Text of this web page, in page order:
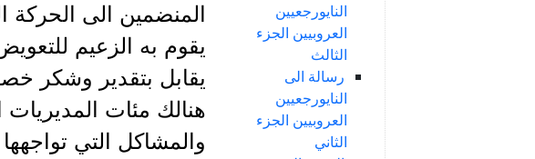
النايورجعيين
العروبيين الجزء
الثالث
رسالة الى
النايورجعيين
العروبيين الجزء
الثاني
المنضمين الى الحركة
يقوم به الزعيم
يقابل بتقدير وشكر
هنالك مئات المديريات
والمشاكل التي